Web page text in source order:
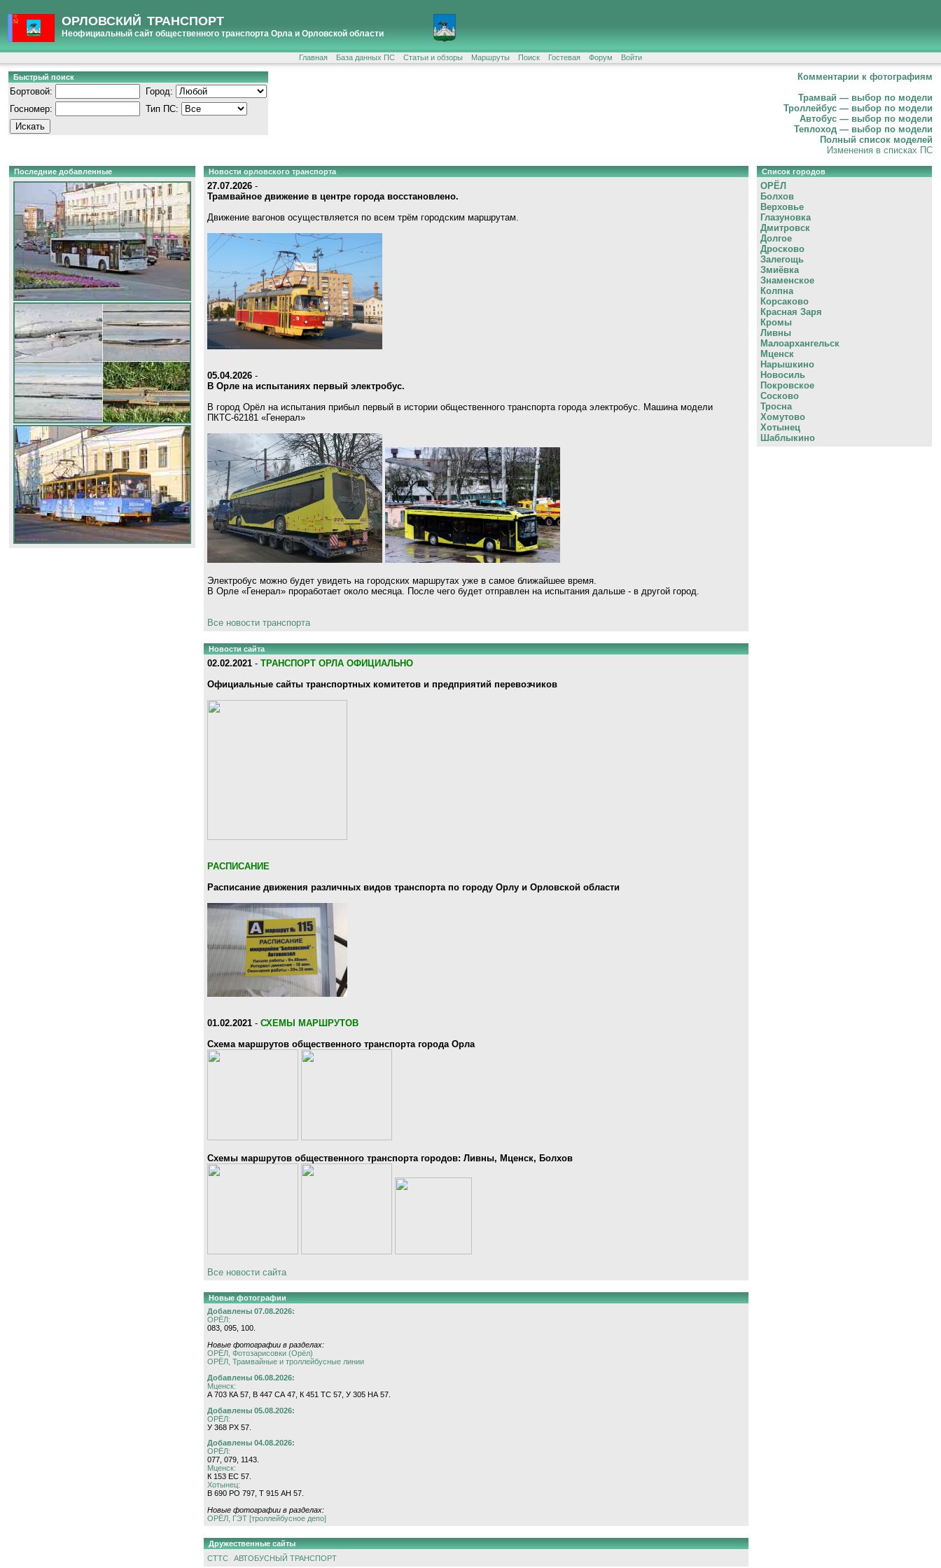
ОРЛОВСКИЙ ТРАНСПОРТ
Неофициальный сайт общественного транспорта Орла и Орловской области
Главная База данных ПС Статьи и обзоры Маршруты Поиск Гостевая Форум Войти
Комментарии к фотографиям
Трамвай — выбор по модели
Троллейбус — выбор по модели
Автобус — выбор по модели
Теплоход — выбор по модели
Полный список моделей
Изменения в списках ПС
Быстрый поиск
Бортовой:
Город:
Госномер:
Тип ПС:
Последние добавленные Новости орловского транспорта
27.07.2026 -
Трамвайное движение в центре города восстановлено.
Движение вагонов осуществляется по всем трём городским маршрутам.
05.04.2026 -
В Орле на испытаниях первый электробус.
В город Орёл на испытания прибыл первый в истории общественного транспорта города электробус. Машина модели
ПКТС-62181 «Генерал»
Электробус можно будет увидеть на городских маршрутах уже в самое ближайшее время.
В Орле «Генерал» проработает около месяца. После чего будет отправлен на испытания дальше - в другой город.
Все новости транспорта
Новости сайта
02.02.2021 - ТРАНСПОРТ ОРЛА ОФИЦИАЛЬНО
Официальные сайты транспортных комитетов и предприятий перевозчиков
РАСПИСАНИЕ
Расписание движения различных видов транспорта по городу Орлу и Орловской области
01.02.2021 - СХЕМЫ МАРШРУТОВ
Схема маршрутов общественного транспорта города Орла
Схемы маршрутов общественного транспорта городов: Ливны, Мценск, Болхов
Все новости сайта
Новые фотографии
Добавлены 07.08.2026:
ОРЁЛ:
083, 095, 100.
Новые фотографии в разделах:
ОРЁЛ, Фотозарисовки (Орёл)
ОРЁЛ, Трамвайные и троллейбусные линии
Добавлены 06.08.2026:
Мценск:
А 703 КА 57, В 447 СА 47, К 451 ТС 57, У 305 НА 57.
Добавлены 05.08.2026:
ОРЁЛ:
У 368 РХ 57.
Добавлены 04.08.2026:
ОРЁЛ:
077, 079, 1143.
Мценск:
К 153 ЕС 57.
Хотынец:
В 690 РО 797, Т 915 АН 57.
Новые фотографии в разделах:
ОРЁЛ, ГЭТ [троллейбусное депо]
Дружественные сайты
СТТС
АВТОБУСНЫЙ ТРАНСПОРТ
Список городов
ОРЁЛ
Болхов
Верховье
Глазуновка
Дмитровск
Долгое
Дросково
Залегощь
Змиёвка
Знаменское
Колпна
Корсаково
Красная Заря
Кромы
Ливны
Малоархангельск
Мценск
Нарышкино
Новосиль
Покровское
Сосково
Тросна
Хомутово
Хотынец
Шаблыкино